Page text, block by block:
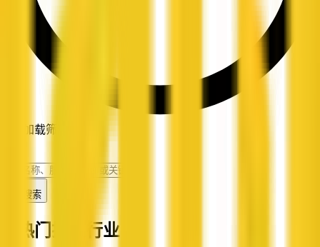
正在加载筛选条件
搜索
热门搜索行业